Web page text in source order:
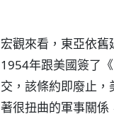
宏觀來看，東亞依
1954年跟美國簽了
交，該條約即廢止
著很扭曲的軍事關係